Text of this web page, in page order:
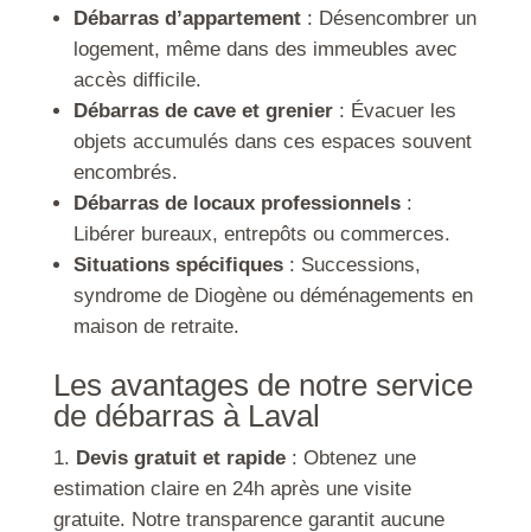
Débarras d’appartement: Désencombrer un
logement, même dans des immeubles avec
accès difficile.
Débarras de cave et grenier: Évacuer les
objets accumulés dans ces espaces souvent
encombrés.
Débarras de locaux professionnels:
Libérer bureaux, entrepôts ou commerces.
Situations spécifiques: Successions,
syndrome de Diogène ou déménagements en
maison de retraite.
Les avantages de notre service
de débarras à Laval
Devis gratuit et rapide: Obtenez une
estimation claire en 24h après une visite
gratuite. Notre transparence garantit aucune